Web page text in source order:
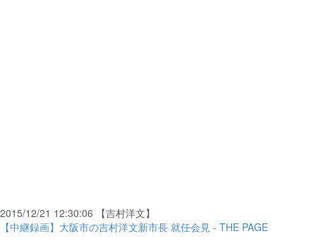
2015/12/21 12:30:06 【吉村洋文】
【中継録画】大阪市の吉村洋文新市長 就任会見 - THE PAGE